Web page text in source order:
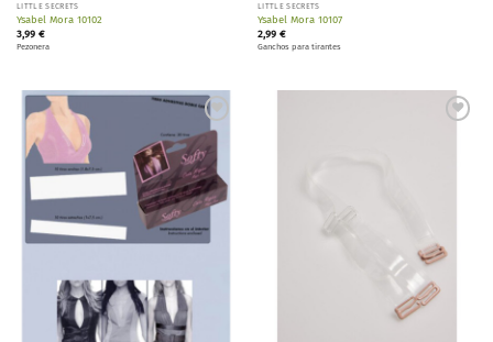
LITTLE SECRETS
Ysabel Mora 10102
3,99 €
Pezonera
LITTLE SECRETS
Ysabel Mora 10107
2,99 €
Ganchos para tirantes
Añadir
lista de
deseos